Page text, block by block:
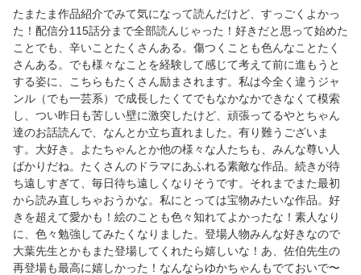
たまたま作品紹介でみて気になって読んだけど、すっごくよかっ
た！配信分115話分まで全部読んじゃった！好きだと思って始めた
ことでも、辛いことたくさんある。傷つくことも色んなことたく
さんある。でも様々なことを経験して感じて考えて前に進もうと
する姿に、こちらもたくさん励まされます。私は今全く違うジャ
ンル（でも一芸系）で成長したくてでもなかなかできなくて模索
し、つい昨日も苦しい壁に激突したけど、頑張ってるやとちゃん
達のお話読んで、なんとか立ち直れました。有り難うございま
す。大好き。よたちゃんとか他の様々な人たちも、みんな尊い人
ばかりだね。たくさんのドラマにあふれる素敵な作品。続きが待
ち遠しすぎて、毎日待ち遠しくなりそうです。それまでまた最初
から読み直しちゃおうかな。私にとっては宝物みたいな作品。好
きを超えて愛かも！絵のことも色々知れてよかったな！素人なり
に、色々勉強してみたくなりました。登場人物みんな好きなので
大葉先生とかもまた登場してくれたら嬉しいな！あ、佐伯先生の
再登場も最高に嬉しかった！なんならゆかちゃんもでておいで〜